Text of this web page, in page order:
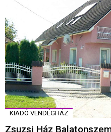
KIADÓ VENDÉGHÁZ
Zsuzsi Ház